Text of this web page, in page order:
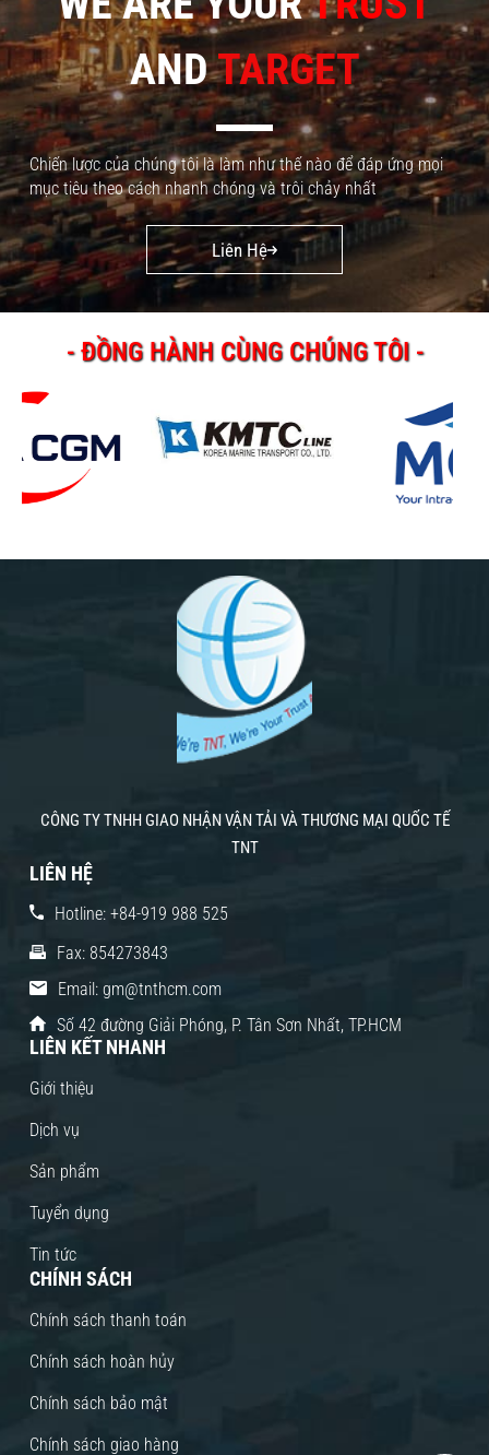
ANDTARGET
Chiến lược của chúng tôi là làm như thế nào để đáp ứng mọi
mục tiêu theo cách nhanh chóng và trôi chảy nhất
Liên Hệ
- ĐỒNG HÀNH CÙNG CHÚNG TÔI -
CÔNG TY TNHH GIAO NHẬN VẬN TẢI VÀ THƯƠNG MẠI QUỐC TẾ
TNT
LIÊN HỆ
Hotline: +84-919 988 525
Fax: 854273843
Email: gm@tnthcm.com
Số 42 đường Giải Phóng, P. Tân Sơn Nhất, TP.HCM
LIÊN KẾT NHANH
Giới thiệu
Dịch vụ
Sản phẩm
Tuyển dụng
Tin tức
CHÍNH SÁCH
Chính sách thanh toán
Chính sách hoàn hủy
Chính sách bảo mật
Chính sách giao hàng